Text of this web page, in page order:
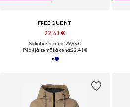
FREEQUENT
22,41 €
Sākotnējā cena: 29,95 €
Pēdējā zemākā cena:22,41 €